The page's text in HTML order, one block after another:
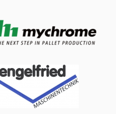
400 -
x 2600mm (l x b
- Transportcolli [st.]: 1
voor ondernemers
alles in de industriële
Nijfx Ahceck